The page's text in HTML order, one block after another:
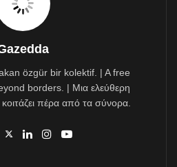
değil bekar bireyler de
yüzde 11’i de ev sahibi
bir evliliğe katlanmaya hazır
savunan çoğunluk kesim,
girilen ev kredisinin
%50 oranında
özgür bir kolektif. | A free
borders. | Μια ελεύθερη
πέρα από τα σύνορα.